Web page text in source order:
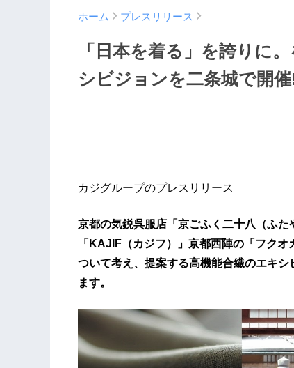
ホーム プレスリリース
「日本を着る」を誇りに
シビジョンを二条城で開催
カジグループのプレスリリース
京都の気鋭呉服店「京ごふく二十八（ふ
「KAJIF（カジフ）」京都西陣の「フク
ついて考え、提案する高機能合繊のエキ
ます。